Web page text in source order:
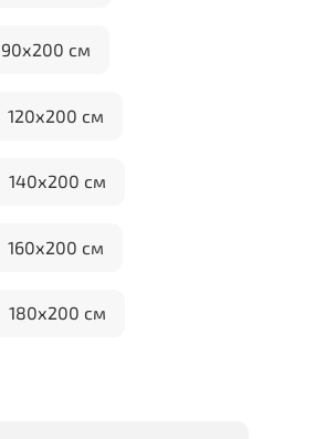
90х200 см
120х200 см
140х200 см
160х200 см
180х200 см